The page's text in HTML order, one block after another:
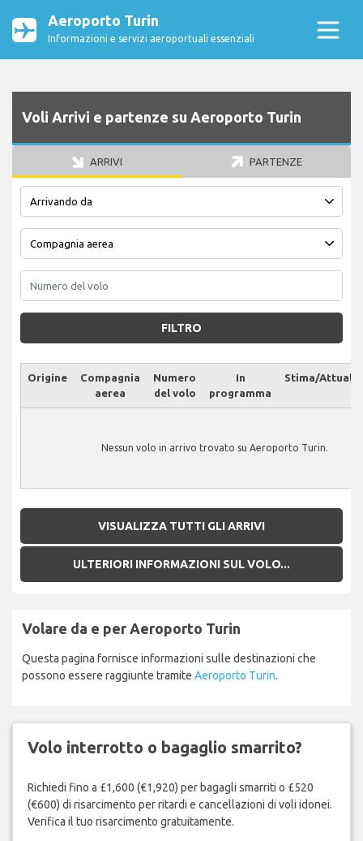
Aeroporto Turin
Informazioni e servizi aeroportuali essenziali
Voli Arrivi e partenze su Aeroporto Turin
ARRIVI PARTENZE
FILTRO
Origine
Compagnia
aerea
Numero
del volo
In
programma
Stima/Attuale
Nessun volo in arrivo trovato su Aeroporto Turin.
VISUALIZZA TUTTI GLI ARRIVI
ULTERIORI INFORMAZIONI SUL VOLO...
Volare da e per Aeroporto Turin
Questa pagina fornisce informazioni sulle destinazioni che
possono essere raggiunte tramite Aeroporto Turin.
Volo interrotto o bagaglio smarrito?
Richiedi fino a £1,600 (€1,920) per bagagli smarriti o £520
(€600) di risarcimento per ritardi e cancellazioni di voli idonei.
Verifica il tuo risarcimento gratuitamente.